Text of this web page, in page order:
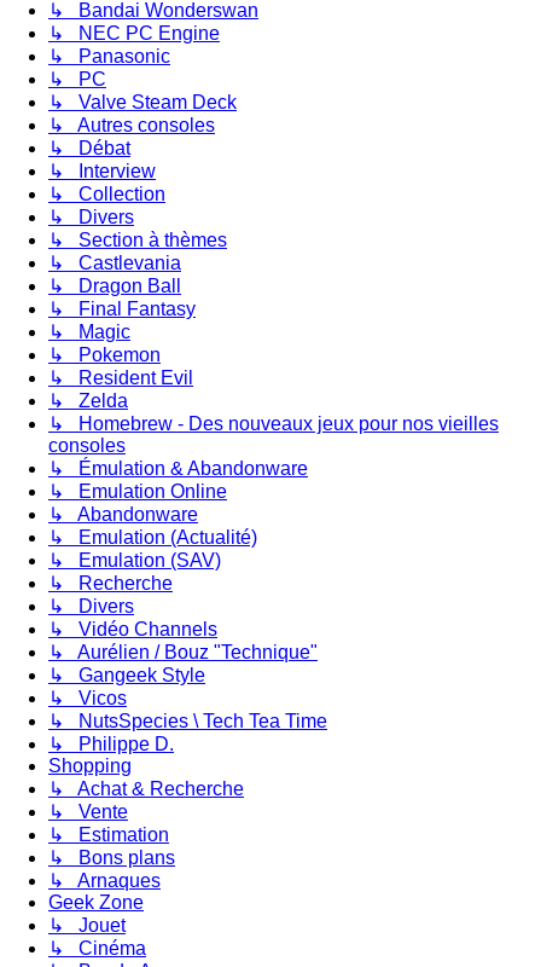
↳ Bandai Wonderswan
↳ NEC PC Engine
↳ Panasonic
↳ PC
↳ Valve Steam Deck
↳ Autres consoles
↳ Débat
↳ Interview
↳ Collection
↳ Divers
↳ Section à thèmes
↳ Castlevania
↳ Dragon Ball
↳ Final Fantasy
↳ Magic
↳ Pokemon
↳ Resident Evil
↳ Zelda
↳ Homebrew - Des nouveaux jeux pour nos vieilles
consoles
↳ Émulation & Abandonware
↳ Emulation Online
↳ Abandonware
↳ Emulation (Actualité)
↳ Emulation (SAV)
↳ Recherche
↳ Divers
↳ Vidéo Channels
↳ Aurélien / Bouz "Technique"
↳ Gangeek Style
↳ Vicos
↳ NutsSpecies \ Tech Tea Time
↳ Philippe D.
Shopping
↳ Achat & Recherche
↳ Vente
↳ Estimation
↳ Bons plans
↳ Arnaques
Geek Zone
↳ Jouet
↳ Cinéma